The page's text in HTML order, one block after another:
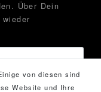
Über Dein
von diesen sind
Website und Ihre